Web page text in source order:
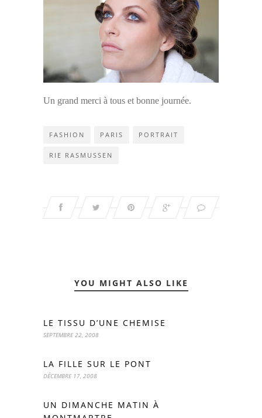
Un grand merci à tous et bonne journée.
FASHION PARIS PORTRAIT
RIE RASMUSSEN
YOU MIGHT ALSO LIKE
LE TISSU D’UNE CHEMISE
SEPTEMBRE 22, 2008
LA FILLE SUR LE PONT
DÉCEMBRE 17, 2008
UN DIMANCHE MATIN À